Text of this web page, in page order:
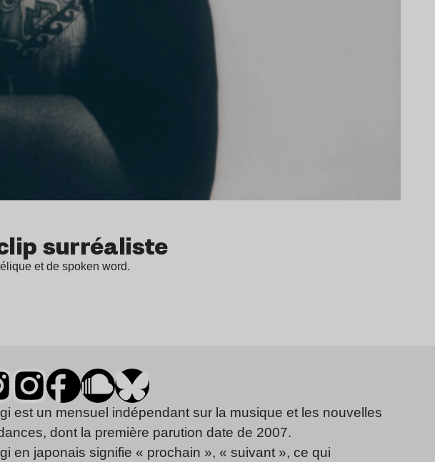
surréaliste
et de spoken word.
est un mensuel indépendant sur la musique et les nouvelles
dont la première parution date de 2007.
en japonais signifie « prochain », « suivant », ce qui